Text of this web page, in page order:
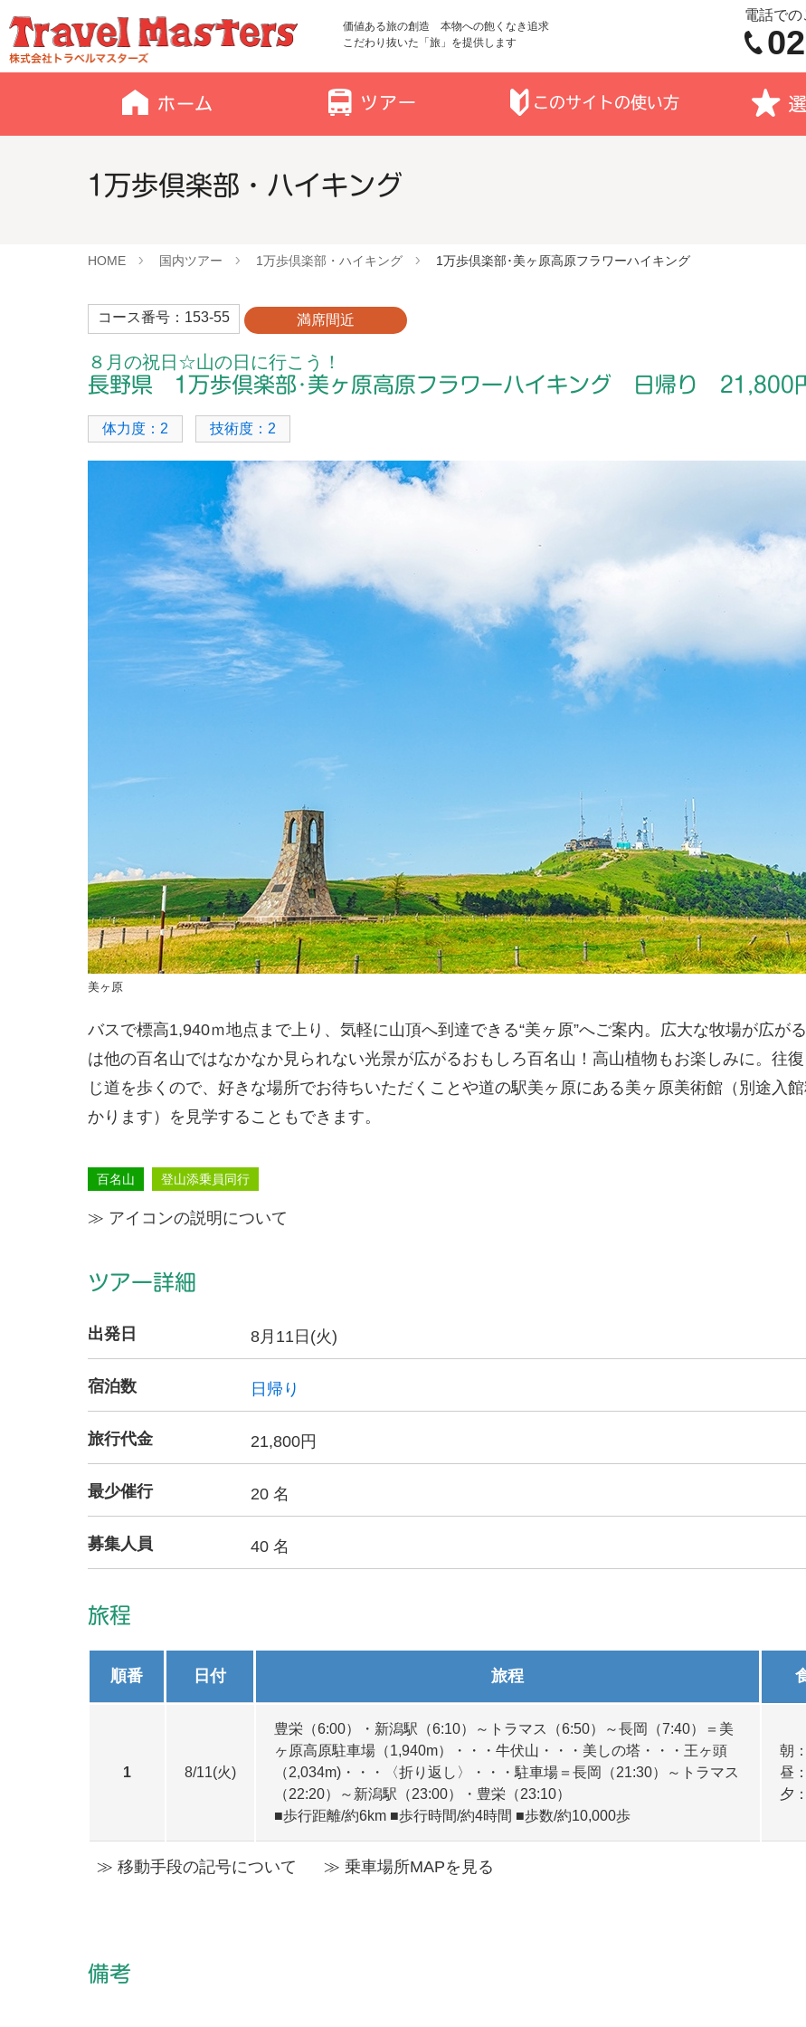
価値ある旅の創造 本物への飽くなき追求
こだわり抜いた「旅」を提供します
電話での
1万歩倶楽部・ハイキング
HOME 国内ツアー 1万歩倶楽部・ハイキング 1万歩倶楽部･美ヶ原高原フラワーハイキング
コース番号：153-55 満席間近
８月の祝日☆山の日に行こう！
長野県 1万歩倶楽部･美ヶ原高原フラワーハイキング 日帰り 21,800
体力度：2 技術度：2
美ヶ原
バスで標高1,940ｍ地点まで上り、気軽に山頂へ到達できる“美ヶ原”へご案内。広大な牧場が広が
は他の百名山ではなかなか見られない光景が広がるおもしろ百名山！高山植物もお楽しみに。往復
じ道を歩くので、好きな場所でお待ちいただくことや道の駅美ヶ原にある美ヶ原美術館（別途入
かります）を見学することもできます。
百名山 登山添乗員同行
≫ アイコンの説明について
ツアー詳細
出発日 8月11日(火)
宿泊数 日帰り
旅行代金 21,800円
最少催行 20 名
募集人員 40 名
旅程
順番 日付 旅程
1 8/11(火)
豊栄（6:00）・新潟駅（6:10）～トラマス（6:50）～長岡（7:40）＝美
ヶ原高原駐車場（1,940m）・・・牛伏山・・・美しの塔・・・王ヶ頭
（2,034m)・・・〈折り返し〉・・・駐車場＝長岡（21:30）～トラマス
（22:20）～新潟駅（23:00）・豊栄（23:10）
■歩行距離/約6km ■歩行時間/約4時間 ■歩数/約10,000歩
朝
昼
夕
≫ 移動手段の記号について ≫ 乗車場所MAPを見る
備考